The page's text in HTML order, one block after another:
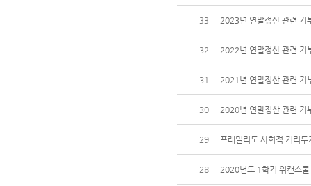
33 2023년 연말정산 관련 기
32 2022년 연말정산 관련 기
31 2021년 연말정산 관련 기
30 2020년 연말정산 관련 기
29 프래밀리도 사회적 거리
28 2020년도 1학기 위캔스